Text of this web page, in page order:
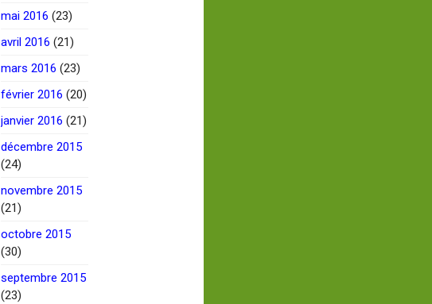
mai 2016 (23)
avril 2016 (21)
mars 2016 (23)
février 2016 (20)
janvier 2016 (21)
décembre 2015
(24)
novembre 2015
(21)
octobre 2015
(30)
septembre 2015
(23)